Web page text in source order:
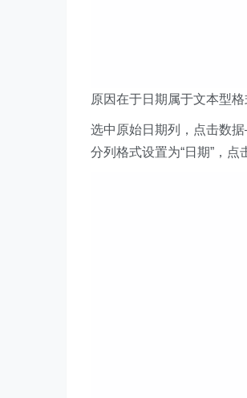
原因在于日期属于文本型
选中原始日期列，点击数
分列格式设置为“日期”，